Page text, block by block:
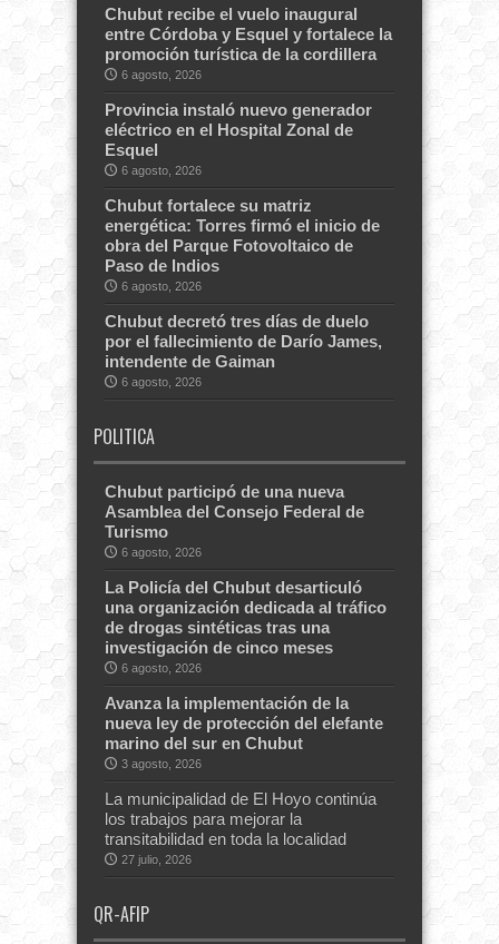
Chubut recibe el vuelo inaugural
entre Córdoba y Esquel y fortalece la
promoción turística de la cordillera
6 agosto, 2026
Provincia instaló nuevo generador
eléctrico en el Hospital Zonal de
Esquel
6 agosto, 2026
Chubut fortalece su matriz
energética: Torres firmó el inicio de
obra del Parque Fotovoltaico de
Paso de Indios
6 agosto, 2026
Chubut decretó tres días de duelo
por el fallecimiento de Darío James,
intendente de Gaiman
6 agosto, 2026
POLITICA
Chubut participó de una nueva
Asamblea del Consejo Federal de
Turismo
6 agosto, 2026
La Policía del Chubut desarticuló
una organización dedicada al tráfico
de drogas sintéticas tras una
investigación de cinco meses
6 agosto, 2026
Avanza la implementación de la
nueva ley de protección del elefante
marino del sur en Chubut
3 agosto, 2026
La municipalidad de El Hoyo continúa
los trabajos para mejorar la
transitabilidad en toda la localidad
27 julio, 2026
QR-AFIP